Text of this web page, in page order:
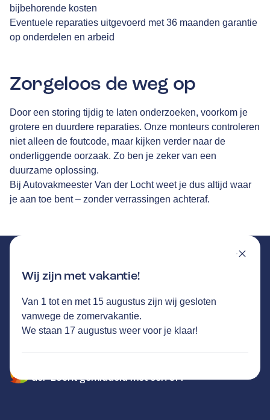
bijbehorende kosten
Eventuele reparaties uitgevoerd met 36 maanden garantie
op onderdelen en arbeid
Zorgeloos de weg op
Door een storing tijdig te laten onderzoeken, voorkom je
grotere en duurdere reparaties. Onze monteurs controleren
niet alleen de foutcode, maar kijken verder naar de
onderliggende oorzaak. Zo ben je zeker van een
duurzame oplossing.
Bij Autovakmeester Van der Locht weet je dus altijd waar
je aan toe bent – zonder verrassingen achteraf.
Wij zijn met vakantie!
Van 1 tot en met 15 augustus zijn wij gesloten
vanwege de zomervakantie.
We staan 17 augustus weer voor je klaar!
VAN DER LOCHT
GA NAAR DE HOMEPAGINA
Route
Liessentstraat 14 Uden
Vandaag open tot 17:30 uur
der Locht gemiddeld met een 9.4